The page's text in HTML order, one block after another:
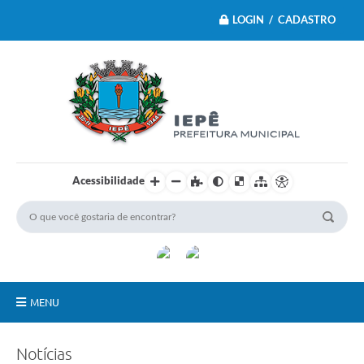
LOGIN / CADASTRO
Acessibilidade
MENU
Notícias